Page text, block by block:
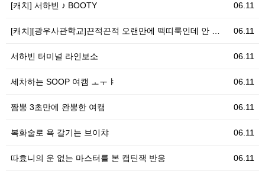
06.11
[캐치] 서하빈 ♪ BOOTY
06.11
[캐치][광우사관학교]끈적끈적 오랜만에 떽띠룩인데 안 …
06.11
서하빈 터미널 라인보소
06.11
세차하는 SOOP 여캠 ㅗㅜㅑ
06.11
짬뽕 3초만에 완뽕한 여캠
06.11
복화술로 욕 갈기는 브이챠
06.11
따효니의 운 없는 마스터를 본 캡틴잭 반응